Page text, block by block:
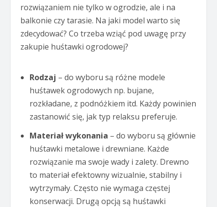
rozwiązaniem nie tylko w ogrodzie, ale i na
balkonie czy tarasie. Na jaki model warto się
zdecydować? Co trzeba wziąć pod uwagę przy
zakupie huśtawki ogrodowej?
Rodzaj – do wyboru są różne modele
huśtawek ogrodowych np. bujane,
rozkładane, z podnóżkiem itd. Każdy powinien
zastanowić się, jak typ relaksu preferuje.
Materiał wykonania – do wyboru są głównie
huśtawki metalowe i drewniane. Każde
rozwiązanie ma swoje wady i zalety. Drewno
to materiał efektowny wizualnie, stabilny i
wytrzymały. Często nie wymaga częstej
konserwacji. Drugą opcją są huśtawki